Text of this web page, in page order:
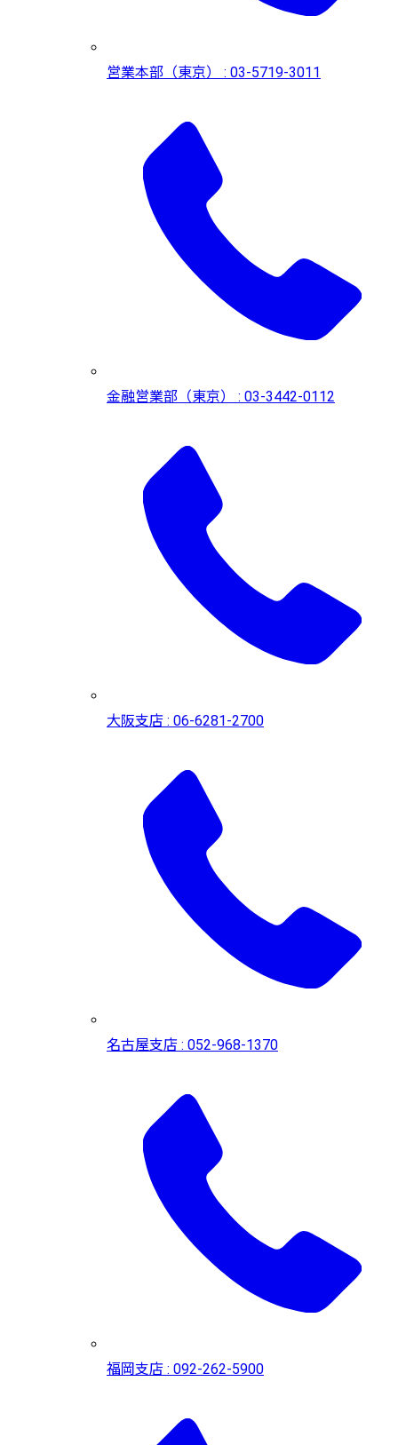
営業本部（東京） : 03-5719-3011
金融営業部（東京） : 03-3442-0112
大阪支店 : 06-6281-2700
名古屋支店 : 052-968-1370
福岡支店 : 092-262-5900